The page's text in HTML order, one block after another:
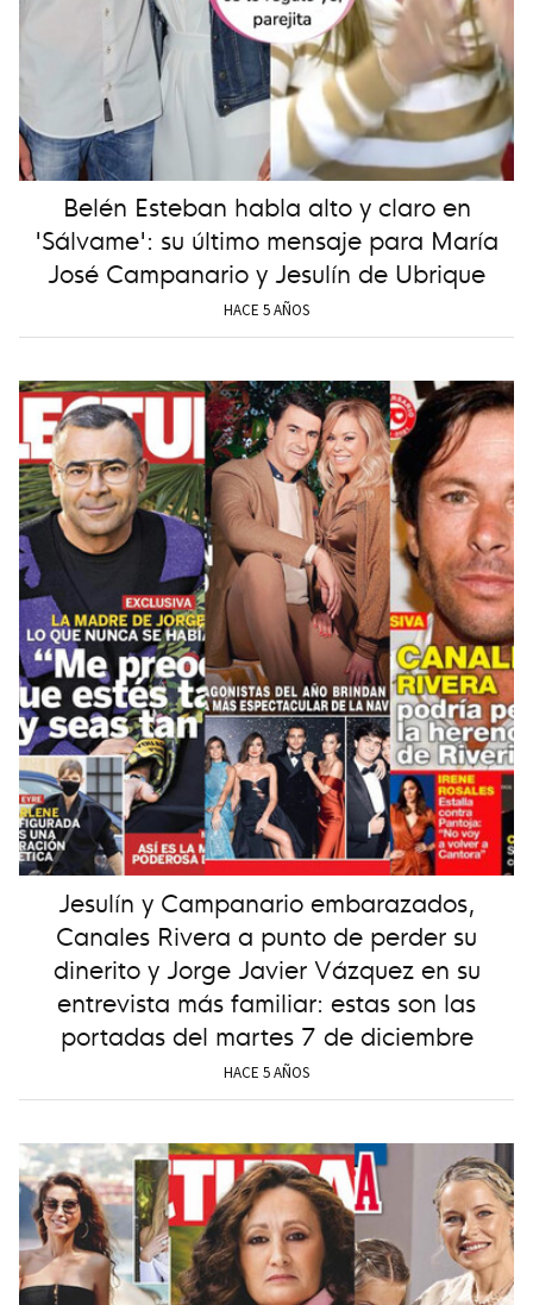
Belén Esteban habla alto y claro en
'Sálvame': su último mensaje para María
José Campanario y Jesulín de Ubrique
HACE 5 AÑOS
Jesulín y Campanario embarazados,
Canales Rivera a punto de perder su
dinerito y Jorge Javier Vázquez en su
entrevista más familiar: estas son las
portadas del martes 7 de diciembre
HACE 5 AÑOS